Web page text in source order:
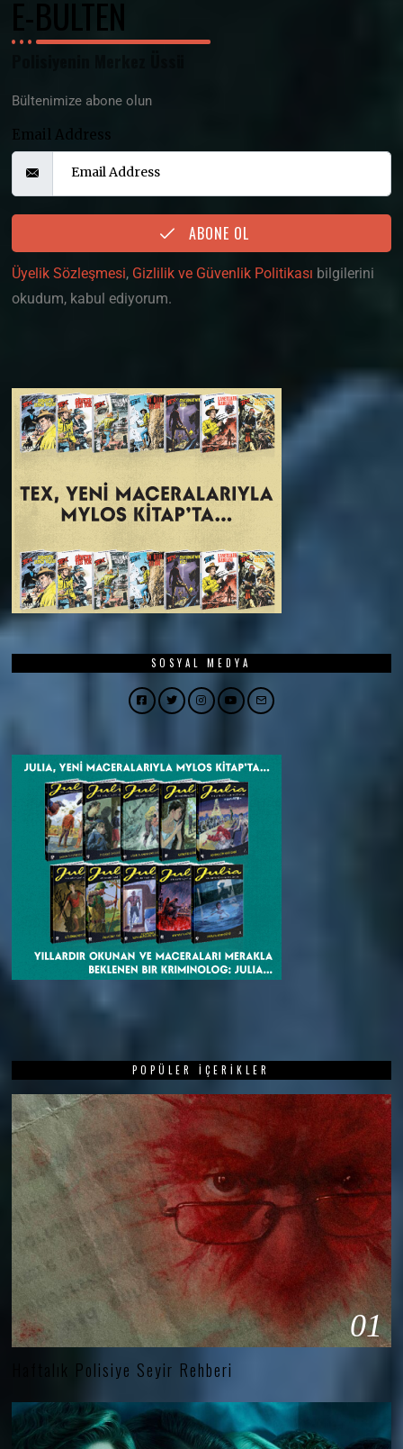
E-BÜLTEN
Bültenimize abone olun
Email Address
ABONE OL
Üyelik Sözleşmesi, Gizlilik ve Güvenlik Politikası bilgilerini
okudum, kabul ediyorum.
SOSYAL MEDYA
Facebook
TwitterInstagram
YouTubeEmail
POPÜLER İÇERIKLER
01
Haftalık Polisiye Seyir Rehberi